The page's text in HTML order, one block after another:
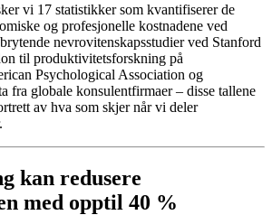
vi 17 statistikker som kvantifiserer de
og profesjonelle kostnadene ved
nevrovitenskapsstudier ved Stanford
til produktivitetsforskning på
Psychological Association og
fra globale konsulentfirmaer – disse tallene
av hva som skjer når vi deler
kan redusere
med opptil 40 %